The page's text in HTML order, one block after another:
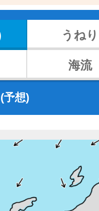
うねり
海流
予想)